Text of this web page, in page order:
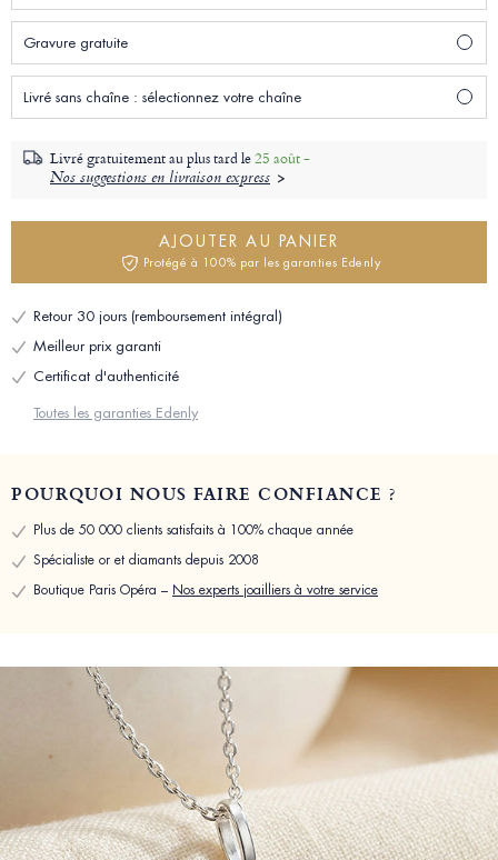
Gravure gratuite
Livré sans chaîne : sélectionnez votre chaîne
Livré gratuitement au plus tard le25 août -
Nos suggestions en livraison express
AJOUTER AU PANIER
Protégé à 100% par les garanties Edenly
Retour 30 jours (remboursement intégral)
Meilleur prix garanti
Certificat d'authenticité
Toutes les garanties Edenly
POURQUOI NOUS FAIRE CONFIANCE ?
Plus de 50 000 clients satisfaits à 100% chaque année
Spécialiste or et diamants depuis 2008
Boutique Paris Opéra – Nos experts joailliers à votre service